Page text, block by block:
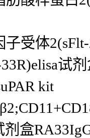
受体
试
kit
剂盒